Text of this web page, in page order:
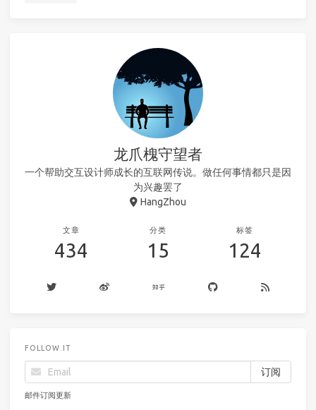
龙爪槐守望者
一个帮助交互设计师成长的互联网传说。做任何事情都只是因
为兴趣罢了
HangZhou
文章
434
分类
15
标签
124
FOLLOW.IT
邮件订阅更新